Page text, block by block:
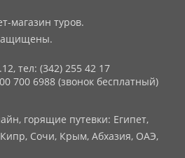
магазин туров.
тел: (342) 255 42 17
700 6988 (звонок бесплатный)
горящие путевки: Египет,
Сочи, Крым, Абхазия, ОАЭ,